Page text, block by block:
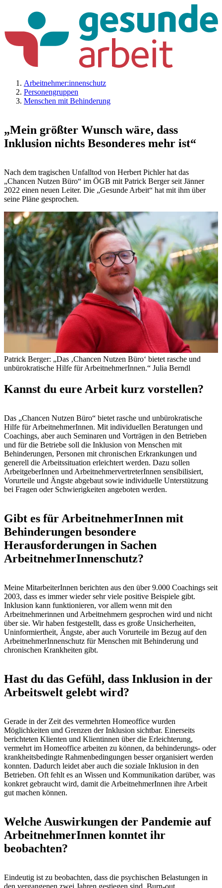
Arbeitnehmer:innenschutz
Personengruppen
Menschen mit Behinderung
„Mein größter Wunsch wäre, dass
Inklusion nichts Besonderes mehr ist“
Nach dem tragischen Unfalltod von Herbert Pichler hat das
„Chancen Nutzen Büro“ im ÖGB mit Patrick Berger seit Jänner
2022 einen neuen Leiter. Die „Gesunde Arbeit“ hat mit ihm über
seine Pläne gesprochen.
Patrick Berger: „Das ‚Chancen Nutzen Büro‘ bietet rasche und
unbürokratische Hilfe für ArbeitnehmerInnen.“ Julia Berndl
Kannst du eure Arbeit kurz vorstellen?
Das „Chancen Nutzen Büro“ bietet rasche und unbürokratische
Hilfe für ArbeitnehmerInnen. Mit individuellen Beratungen und
Coachings, aber auch Seminaren und Vorträgen in den Betrieben
und für die Betriebe soll die Inklusion von Menschen mit
Behinderungen, Personen mit chronischen Erkrankungen und
generell die Arbeitssituation erleichtert werden. Dazu sollen
ArbeitgeberInnen und ArbeitnehmervertreterInnen sensibilisiert,
Vorurteile und Ängste abgebaut sowie individuelle Unterstützung
bei Fragen oder Schwierigkeiten angeboten werden.
Gibt es für ArbeitnehmerInnen mit
Behinderungen besondere
Herausforderungen in Sachen
ArbeitnehmerInnenschutz?
Meine MitarbeiterInnen berichten aus den über 9.000 Coachings seit
2003, dass es immer wieder sehr viele positive Beispiele gibt.
Inklusion kann funktionieren, vor allem wenn mit den
Arbeitnehmerinnen und Arbeitnehmern gesprochen wird und nicht
über sie. Wir haben festgestellt, dass es große Unsicherheiten,
Uninformiertheit, Ängste, aber auch Vorurteile im Bezug auf den
ArbeitnehmerInnenschutz für Menschen mit Behinderung und
chronischen Krankheiten gibt.
Hast du das Gefühl, dass Inklusion in der
Arbeitswelt gelebt wird?
Gerade in der Zeit des vermehrten Homeoffice wurden
Möglichkeiten und Grenzen der Inklusion sichtbar. Einerseits
berichteten Klienten und Klientinnen über die Erleichterung,
vermehrt im Homeoffice arbeiten zu können, da behinderungs- oder
krankheitsbedingte Rahmenbedingungen besser organisiert werden
konnten. Dadurch leidet aber auch die soziale Inklusion in den
Betrieben. Oft fehlt es an Wissen und Kommunikation darüber, was
konkret gebraucht wird, damit die ArbeitnehmerInnen ihre Arbeit
gut machen können.
Welche Auswirkungen der Pandemie auf
ArbeitnehmerInnen konntet ihr
beobachten?
Eindeutig ist zu beobachten, dass die psychischen Belastungen in
den vergangenen zwei Jahren gestiegen sind. Burn-out,